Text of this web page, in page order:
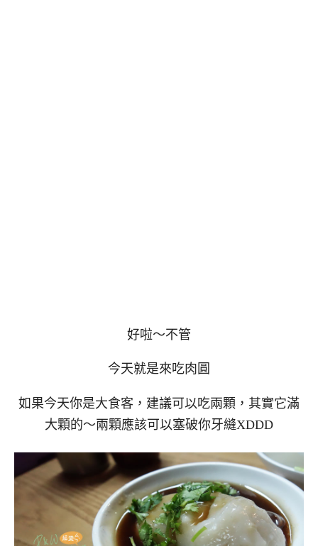
好啦～不管
今天就是來吃肉圓
如果今天你是大食客，建議可以吃兩顆，其實它滿
大顆的～兩顆應該可以塞破你牙縫XDDD